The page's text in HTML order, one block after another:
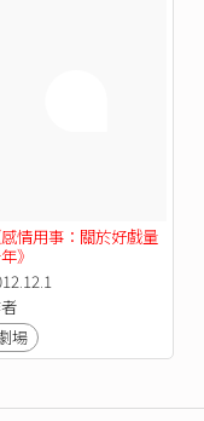
感情用事：關於好戲量
》
場